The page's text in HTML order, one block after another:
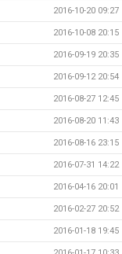
2016-10-20 09:27
2016-10-08 20:15
2016-09-19 20:35
2016-09-12 20:54
2016-08-27 12:45
2016-08-20 11:43
2016-08-16 23:15
2016-07-31 14:22
2016-04-16 20:01
2016-02-27 20:52
2016-01-18 19:45